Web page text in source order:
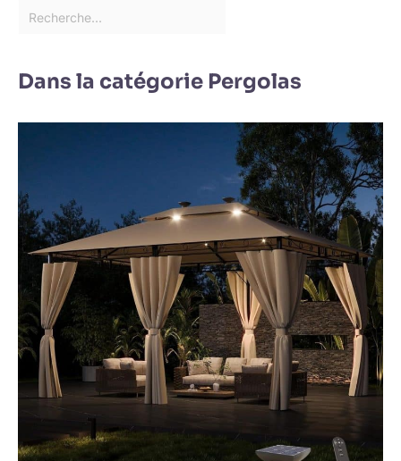
Dans la catégorie Pergolas